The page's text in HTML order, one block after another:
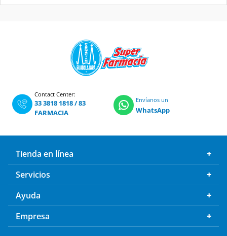
Contact Center:
33 3818 1818/83
FARMACIA
Envíanos un
WhatsApp
Tienda en línea
Servicios
Ayuda
Empresa